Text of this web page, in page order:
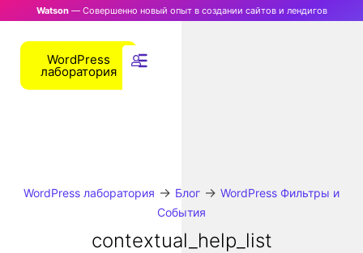
Watson— Совершенно новый опыт в создании сайтов и лендигов
WordPress
лаборатория
WordPress лаборатория → Блог → WordPress Фильтры и
События
contextual_help_list